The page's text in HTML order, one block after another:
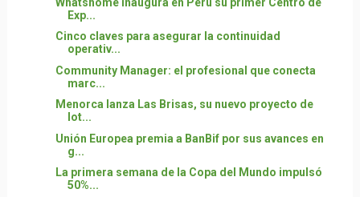
Exp...
Cinco claves para asegurar la continuidad
operativ...
Community Manager: el profesional que conecta
marc...
Menorca lanza Las Brisas, su nuevo proyecto de
lot...
Unión Europea premia a BanBif por sus avances en
g...
La primera semana de la Copa del Mundo impulsó
50%...